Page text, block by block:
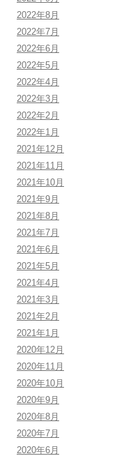
2022年8月
2022年7月
2022年6月
2022年5月
2022年4月
2022年3月
2022年2月
2022年1月
2021年12月
2021年11月
2021年10月
2021年9月
2021年8月
2021年7月
2021年6月
2021年5月
2021年4月
2021年3月
2021年2月
2021年1月
2020年12月
2020年11月
2020年10月
2020年9月
2020年8月
2020年7月
2020年6月